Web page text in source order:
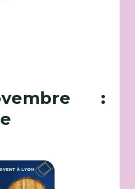
: